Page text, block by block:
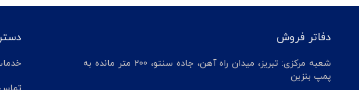
دفاتر فروش
شعبه مرکزی: تبریز، میدان راه آهن، جاده سنتو، 200 متر مانده به
پمپ بنزین